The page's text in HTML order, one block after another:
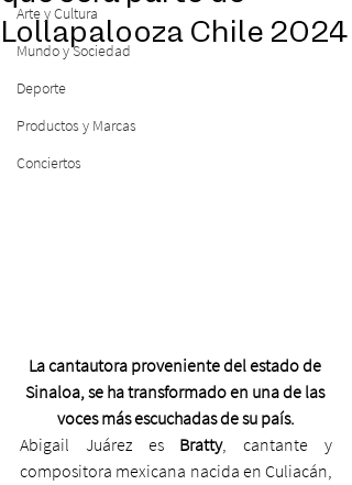
Arte y Cultura
Mundo y Sociedad
Deporte
Productos y Marcas
Conciertos
Lollapalooza Chile 2024
La cantautora proveniente del estado de
Sinaloa, se ha transformado en una de las
voces más escuchadas de su país.
Abigail Juárez es Bratty, cantante y
compositora mexicana nacida en Culiacán,